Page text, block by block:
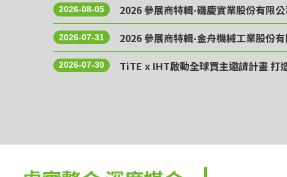
2026-08-05 2026 參展商特輯-磯慶實業股份有限
2026-07-31 2026 參展商特輯-金舟機械工業股份
2026-07-30 TiTE x IHT啟動全球買主邀請計畫 打